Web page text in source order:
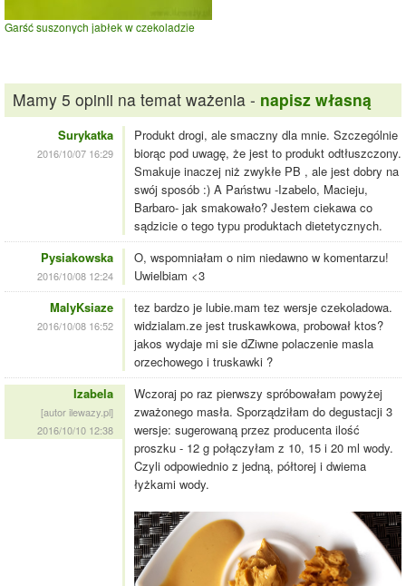
Garść suszonych jabłek w czekoladzie
Mamy 5 opinii na temat ważenia - napisz własną
Surykatka
2016/10/07 16:29
Produkt drogi, ale smaczny dla mnie. Szczególnie
biorąc pod uwagę, że jest to produkt odtłuszczony.
Smakuje inaczej niż zwykłe PB , ale jest dobry na
swój sposób :) A Państwu -Izabelo, Macieju,
Barbaro- jak smakowało? Jestem ciekawa co
sądzicie o tego typu produktach dietetycznych.
Pysiakowska
2016/10/08 12:24
O, wspomniałam o nim niedawno w komentarzu!
Uwielbiam <3
MalyKsiaze
2016/10/08 16:52
tez bardzo je lubie.mam tez wersje czekoladowa.
widzialam.ze jest truskawkowa, probował ktos?
jakos wydaje mi sie dZiwne polaczenie masla
orzechowego i truskawki ?
Izabela
[autor ilewazy.pl]
2016/10/10 12:38
Wczoraj po raz pierwszy spróbowałam powyżej
zważonego masła. Sporządziłam do degustacji 3
wersje: sugerowaną przez producenta ilość
proszku - 12 g połączyłam z 10, 15 i 20 ml wody.
Czyli odpowiednio z jedną, półtorej i dwiema
łyżkami wody.